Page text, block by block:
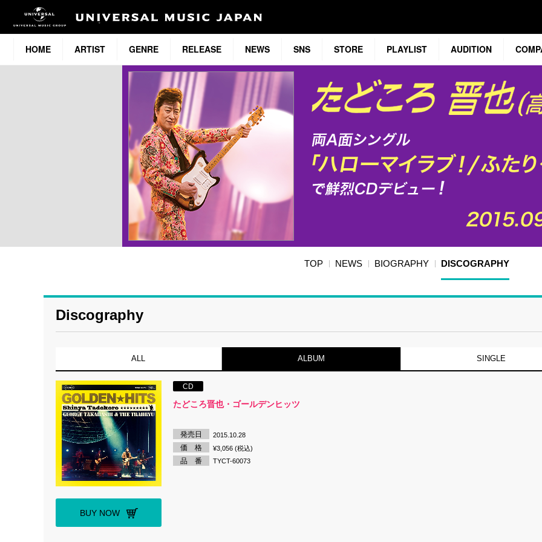
HOME ARTIST GENRE RELEASE NEWS SNS STORE PLAYLIST AUDITION
TOP NEWS BIOGRAPHY DISCOGRAPHY
Discography
ALL ALBUM SINGLE
BUY NOW
CD
たどころ晋也・ゴールデンヒッツ
発売日 2015.10.28
価 格 ¥3,056 (税込)
品 番 TYCT-60073